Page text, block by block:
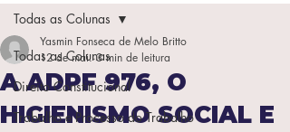
Todas as Colunas
Direito Constitucional
Trabalho e Processo do Trabalho
Todas as Colunas
A ADPF 976, O
HIGIENISMO SOCIAL E
Yasmin Fonseca de Melo Britto
12 de mai. 3 min de leitura